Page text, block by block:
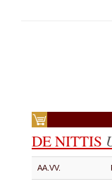
DE NITTIS
AA.VV.